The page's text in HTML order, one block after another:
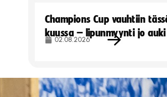
Champions Cup vauhtiin
kuussa – lipunmyynti jo auki
02.08.2026